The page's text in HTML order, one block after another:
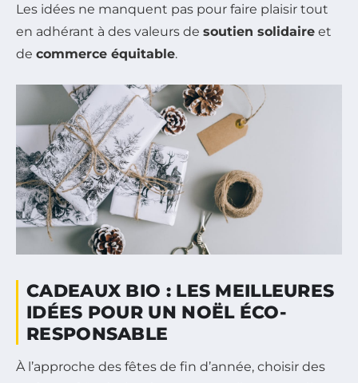
Les idées ne manquent pas pour faire plaisir tout
en adhérant à des valeurs de soutien solidaire et
de commerce équitable.
CADEAUX BIO : LES MEILLEURES
IDÉES POUR UN NOËL ÉCO-
RESPONSABLE
À l’approche des fêtes de fin d’année, choisir des